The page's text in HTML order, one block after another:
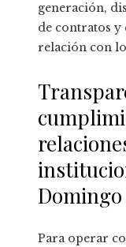
generación,
de contratos y
relación con
Domingo
Para operar